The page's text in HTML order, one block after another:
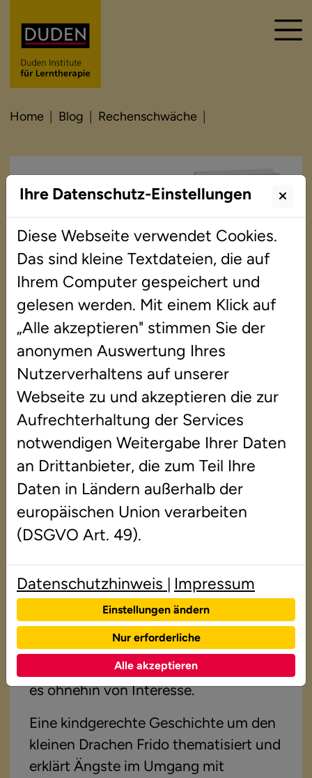
Home Blog Rechenschwäche
Rechenschwäche | 20.03.2026
Buchtipp: „Frido und
seine Reise nach
Feuerland“
Dieses Buch von Annemarie Fritz, Lars
Orbach und Sinem Karahisarlioğlu
richtet sich an Grundschulkinder mit
Mathematikangst oder
Lernschwierigkeiten, die dazu führen
können, dass Ängstlichkeit entsteht.
Es wendet sich an die Eltern und
Familien dieser Kinder. Für Lehrkräfte,
Therapeutinnen oder Therapeuten ist
es ohnehin von Interesse.
Eine kindgerechte Geschichte um den
kleinen Drachen Frido thematisiert und
erklärt Ängste im Umgang mit
Ihre Datenschutz-Einstellungen
Diese Webseite verwendet Cookies.
Das sind kleine Textdateien, die auf
Ihrem Computer gespeichert und
gelesen werden. Mit einem Klick auf
„Alle akzeptieren" stimmen Sie der
anonymen Auswertung Ihres
Nutzerverhaltens auf unserer
Webseite zu und akzeptieren die zur
Aufrechterhaltung der Services
notwendigen Weitergabe Ihrer Daten
an Drittanbieter, die zum Teil Ihre
Daten in Ländern außerhalb der
europäischen Union verarbeiten
(DSGVO Art. 49).
Datenschutzhinweis | Impressum
Einstellungen ändern
Nur erforderliche
Alle akzeptieren